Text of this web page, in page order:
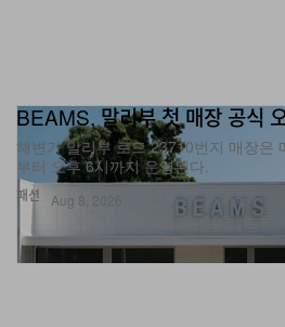
패션
BEAMS, 말리부 첫 매장 공식
해변가 말리부 로드 23710번지 매장은
부터 오후 6시까지 운영된다.
Aug 8, 2026